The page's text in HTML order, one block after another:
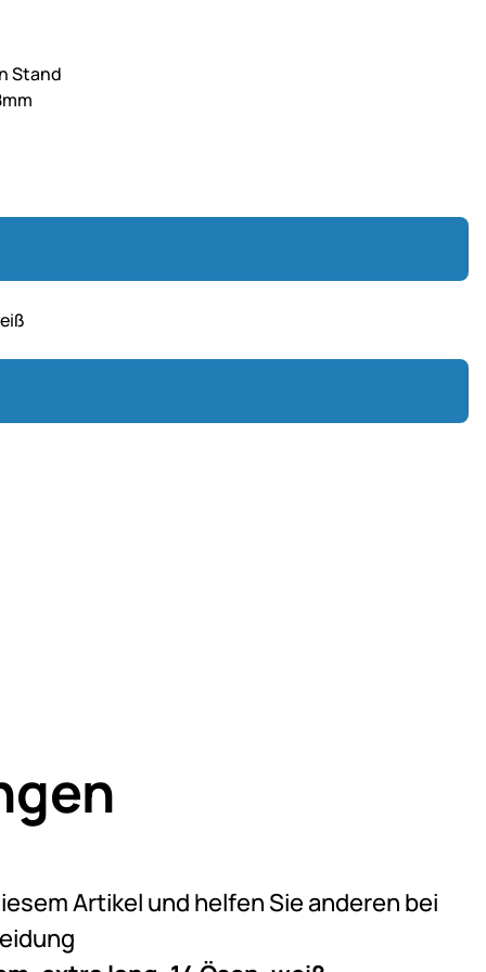
Stand
5 (1 Bewertungen)
Artikel und helfen Sie anderen bei